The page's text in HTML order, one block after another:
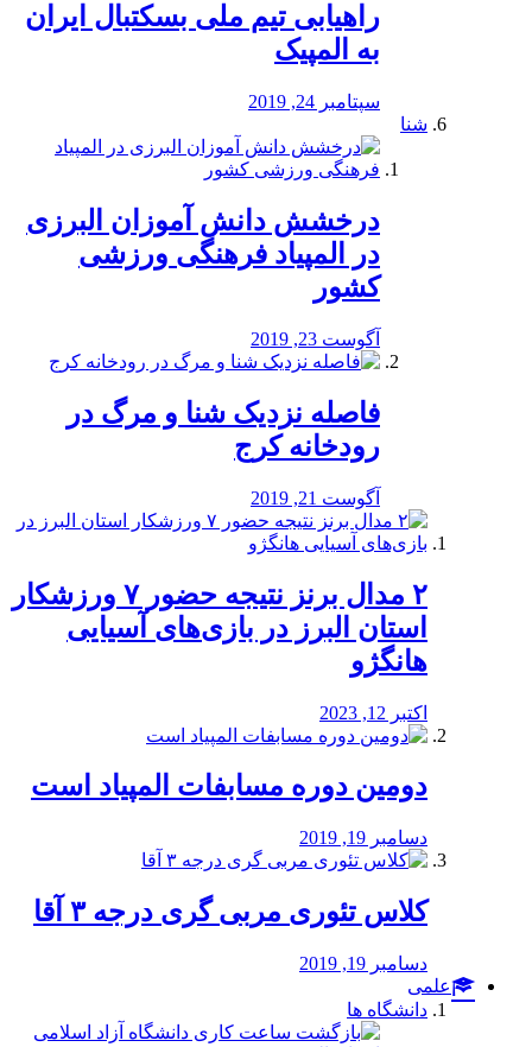
راهیابی تیم ملی بسکتبال ایران
به المپیک
سپتامبر 24, 2019
شنا
درخشش دانش آموزان البرزی
در المپیاد فرهنگی ورزشی
کشور
آگوست 23, 2019
️فاصله نزدیک شنا و مرگ در
رودخانه کرج
آگوست 21, 2019
۲ مدال برنز نتیجه حضور ۷ ورزشکار
استان البرز در بازی‌های آسیایی
هانگژو
اکتبر 12, 2023
دومین دوره مسابفات المپیاد است
دسامبر 19, 2019
کلاس تئوری مربی گری درجه ۳ آقا
دسامبر 19, 2019
علمی
دانشگاه ها